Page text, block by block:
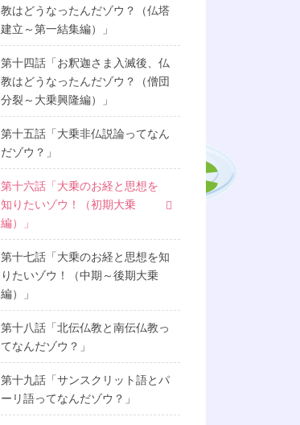
教はどうなったんだゾウ？（仏塔
建立～第一結集編）」
第十四話「お釈迦さま入滅後、仏
教はどうなったんだゾウ？（僧団
分裂～大乗興隆編）」
第十五話「大乗非仏説論ってなん
だゾウ？」
第十六話「大乗のお経と思想を
知りたいゾウ！（初期大乗
編）」
第十七話「大乗のお経と思想を知
りたいゾウ！（中期～後期大乗
編）」
第十八話「北伝仏教と南伝仏教っ
てなんだゾウ？」
第十九話「サンスクリット語とパ
ーリ語ってなんだゾウ？」